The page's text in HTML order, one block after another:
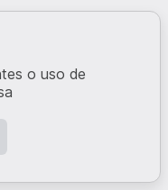
o uso de